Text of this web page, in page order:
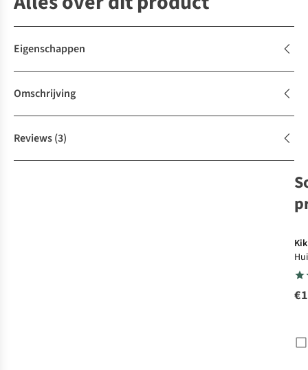
Eigenschappen
Omschrijving
Reviews(3)